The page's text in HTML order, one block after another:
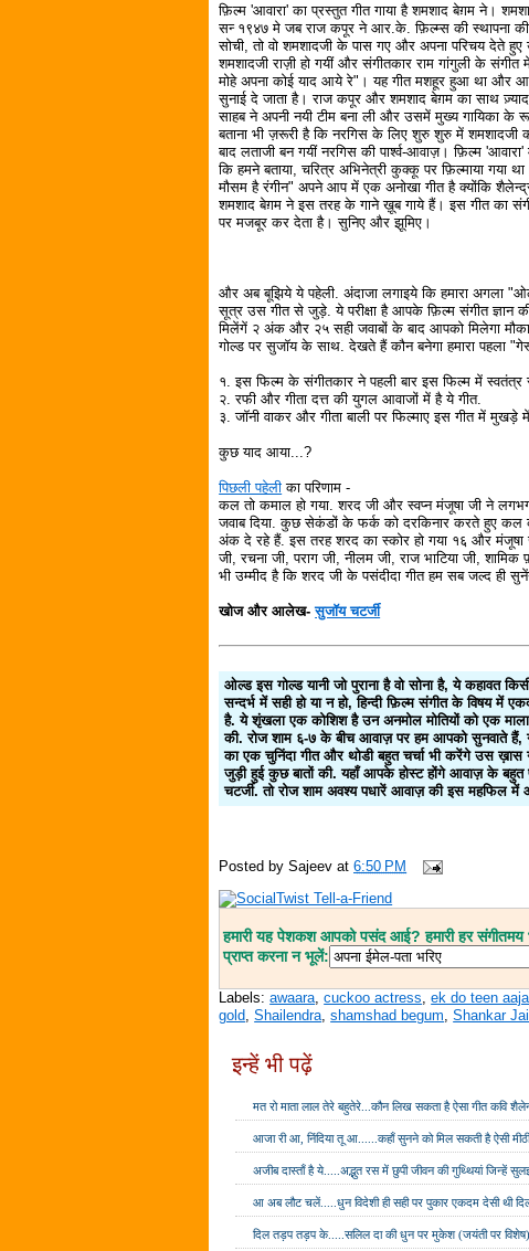
फ़िल्म 'आवारा' का प्रस्तुत गीत गाया है शमशाद बेग़म ने।
सन्‍ १९४७ मे जब राज कपूर ने आर.के. फ़िल्म्स की स्थापना
सोची, तो वो शमशादजी के पास गए और अपना परिचय देते
शमशादजी राज़ी हो गयीं और संगीतकार राम गांगुली के
मोहे अपना कोई याद आये रे"। यह गीत मशहूर हुआ था और
सुनाई दे जाता है। राज कपूर और शमशाद बेग़म का साथ
साहब ने अपनी नयी टीम बना ली और उसमें मुख्य गायिका के
बताना भी ज़रूरी है कि नरगिस के लिए शुरु शुरु में
बाद लताजी बन गयीं नरगिस की पार्श्व-आवाज़। फ़िल्म
कि हमने बताया, चरित्र अभिनेत्री कुक्कू पर फ़िल्माया गया
मौसम है रंगीन" अपने आप में एक अनोखा गीत है क्योंकि
शमशाद बेग़म ने इस तरह के गाने ख़ूब गाये हैं। इस गीत का
पर मजबूर कर देता है। सुनिए और झूमिए।
और अब बूझिये ये पहेली. अंदाजा लगाइये कि हमारा अगला
सूत्र उस गीत से जुड़े. ये परीक्षा है आपके फ़िल्म संगीत ज्ञान
मिलेंगें २ अंक और २५ सही जवाबों के बाद आपको मिलेगा
गोल्ड पर सुजॉय के साथ. देखते हैं कौन बनेगा हमारा पहला
१. इस फिल्म के संगीतकार ने पहली बार इस फिल्म में स्वतंत्र
२. रफी और गीता दत्त की युगल आवाजों में है ये गीत.
३. जॉनी वाकर और गीता बाली पर फिल्माए इस गीत में मुखड़े
कुछ याद आया...?
पिछली पहेली का परिणाम -
कल तो कमाल हो गया. शरद जी और स्वप्न मंजूषा जी ने
जवाब दिया. कुछ सेकंडों के फर्क को दरकिनार करते हुए कल
अंक दे रहे हैं. इस तरह शरद का स्कोर हो गया १६ और
जी, रचना जी, पराग जी, नीलम जी, राज भाटिया जी,
भी उम्मीद है कि शरद जी के पसंदीदा गीत हम सब जल्द ही
खोज और आलेख-सुजॉय चटर्जी
ओल्ड इस गोल्ड यानी जो पुराना है वो सोना है, ये कहावत
सन्दर्भ में सही हो या न हो, हिन्दी फ़िल्म संगीत के विषय में
है. ये शृंखला एक कोशिश है उन अनमोल मोतियों को एक माला
की. रोज शाम ६-७ के बीच आवाज़ पर हम आपको सुनवाते हैं,
का एक चुनिंदा गीत और थोडी बहुत चर्चा भी करेंगे उस ख़ास
जुड़ी हुई कुछ बातों की. यहाँ आपके होस्ट होंगे आवाज़ के
चटर्जी. तो रोज शाम अवश्य पधारें आवाज़ की इस महफिल
Posted bySajeev at6:50 PM
हमारी यह पेशकश आपको पसंद आई? हमारी हर
प्राप्त करना न भूलें:
Labels:awaara ,cuckoo actress ,ek do teen
gold ,Shailendra ,shamshad begum ,Shankar
इन्हें भी पढ़ें
मत रो माता लाल तेरे बहुतेरे...कौन लिख सकता है ऐसा गीत कवि
आजा री आ, निंदिया तू आ......कहाँ सुनने को मिल सकती है ऐसी
अजीब दास्ताँ है ये.....अद्भुत रस में छुपी जीवन की गुथ्थियां जिन्हें
आ अब लौट चलें.....धुन विदेशी ही सही पर पुकार एकदम देसी थी
दिल तड़प तड़प के.....सलिल दा की धुन पर मुकेश (जयंती पर